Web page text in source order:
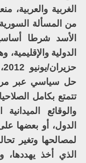
الغربية
من المسألة
الأسد شرطا
حل سياسي عبر
تتمتع بكامل
والوقائع
الدول، أو بعضها
لمصالحها وتغير
الذي أخذ